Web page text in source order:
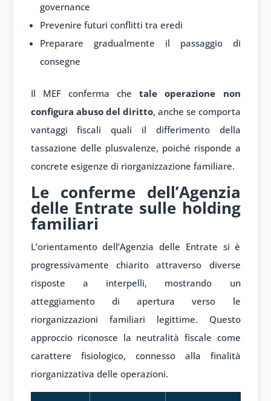
governance
Prevenire futuri conflitti tra eredi
Preparare gradualmente il passaggio di
consegne
Il MEF conferma chetale operazione non
configura abuso del diritto, anche se comporta
vantaggi fiscali quali il differimento della
tassazione delle plusvalenze, poiché risponde a
concrete esigenze di riorganizzazione familiare.
Le conferme dell’Agenzia
delle Entrate sulle holding
familiari
L’orientamento dell’Agenzia delle Entrate si è
progressivamente chiarito attraverso diverse
risposte a interpelli, mostrando un
atteggiamento di apertura verso le
riorganizzazioni familiari legittime. Questo
approccio riconosce la neutralità fiscale come
carattere fisiologico, connesso alla finalità
riorganizzativa delle operazioni.